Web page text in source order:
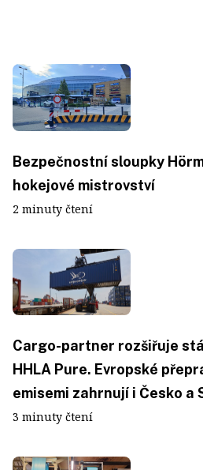
Bezpečnostní sloupky
hokejové mistrovství
2 minuty čtení
Cargo-partner rozšiřuje
HHLA Pure. Evropské
emisemi zahrnují i Česko a
3 minuty čtení